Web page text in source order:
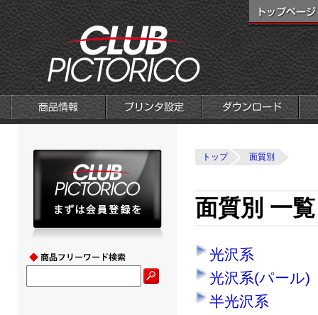
トップ 面質別
面質別 一覧
光沢系
光沢系(パール)
半光沢系